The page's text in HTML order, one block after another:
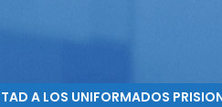
A LOS UNIFORMADOS